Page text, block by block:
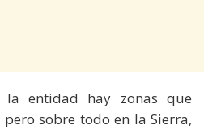
entidad hay zonas que
sobre todo en la Sierra,